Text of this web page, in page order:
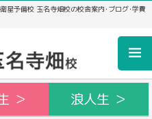
星予備校 玉名寺畑校の校舎案内･ブログ･学費
＞
浪人生 ＞